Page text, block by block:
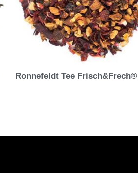
Ronnefeldt Tee Frisch&Frech®